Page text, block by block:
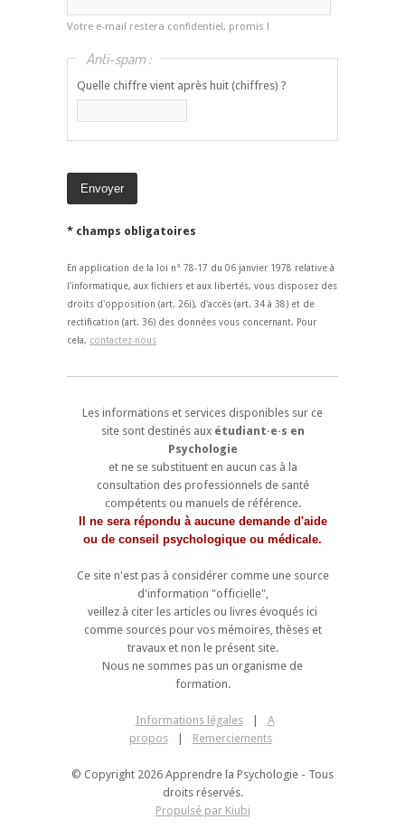
Votre e-mail restera confidentiel, promis !
Anti-spam :
Quelle chiffre vient après huit (chiffres) ?
* champs obligatoires
En application de la loi n° 78-17 du 06 janvier 1978 relative à
l'informatique, aux fichiers et aux libertés, vous disposez des
droits d'opposition (art. 26i), d'accès (art. 34 à 38) et de
rectification (art. 36) des données vous concernant. Pour
cela, contactez-nous
Les informations et services disponibles sur ce
site sont destinés aux étudiant·e·s en
Psychologie
et ne se substituent en aucun cas à la
consultation des professionnels de santé
compétents ou manuels de référence.
Il ne sera répondu à aucune demande d'aide
ou de conseil psychologique ou médicale.
Ce site n'est pas à considérer comme une source
d'information "officielle",
veillez à citer les articles ou livres évoqués ici
comme sources pour vos mémoires, thèses et
travaux et non le présent site.
Nous ne sommes pas un organisme de
formation.
Informations légales
A
propos
Remerciements
© Copyright 2026 Apprendre la Psychologie - Tous
droits réservés.
Propulsé par Kiubi